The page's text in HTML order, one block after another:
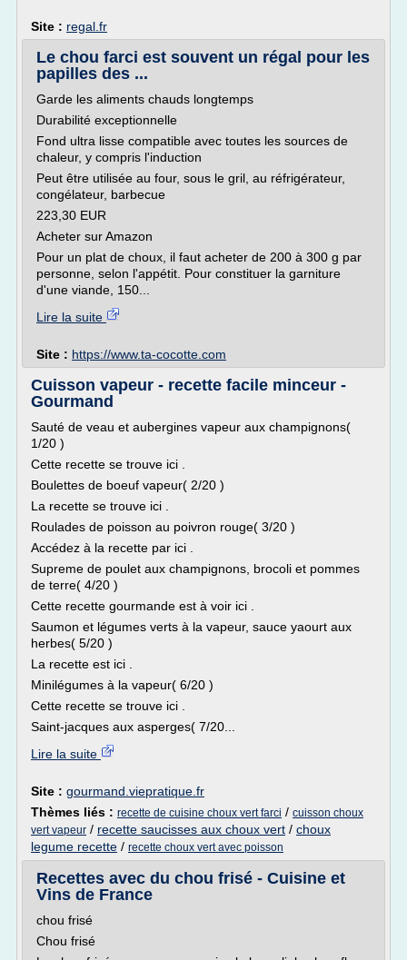
Site : regal.fr
Le chou farci est souvent un régal pour les
papilles des ...
Garde les aliments chauds longtemps
Durabilité exceptionnelle
Fond ultra lisse compatible avec toutes les sources de
chaleur, y compris l'induction
Peut être utilisée au four, sous le gril, au réfrigérateur,
congélateur, barbecue
223,30 EUR
Acheter sur Amazon
Pour un plat de choux, il faut acheter de 200 à 300 g par
personne, selon l'appétit. Pour constituer la garniture
d'une viande, 150...
Lire la suite
Site : https://www.ta-cocotte.com
Cuisson vapeur - recette facile minceur -
Gourmand
Sauté de veau et aubergines vapeur aux champignons(
1/20 )
Cette recette se trouve ici .
Boulettes de boeuf vapeur( 2/20 )
La recette se trouve ici .
Roulades de poisson au poivron rouge( 3/20 )
Accédez à la recette par ici .
Supreme de poulet aux champignons, brocoli et pommes
de terre( 4/20 )
Cette recette gourmande est à voir ici .
Saumon et légumes verts à la vapeur, sauce yaourt aux
herbes( 5/20 )
La recette est ici .
Minilégumes à la vapeur( 6/20 )
Cette recette se trouve ici .
Saint-jacques aux asperges( 7/20...
Lire la suite
Site : gourmand.viepratique.fr
Thèmes liés : recette de cuisine choux vert farci / cuisson choux
vert vapeur / recette saucisses aux choux vert / choux
legume recette / recette choux vert avec poisson
Recettes avec du chou frisé - Cuisine et
Vins de France
chou frisé
Chou frisé